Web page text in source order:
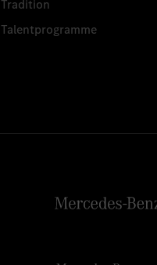
Tradition
Talentprogramme